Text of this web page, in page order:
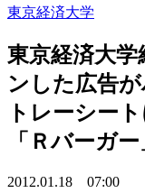
東京経済大学
東京経済大
ンした広告
トレーシー
「Ｒバーガ
2012.01.18 07:00